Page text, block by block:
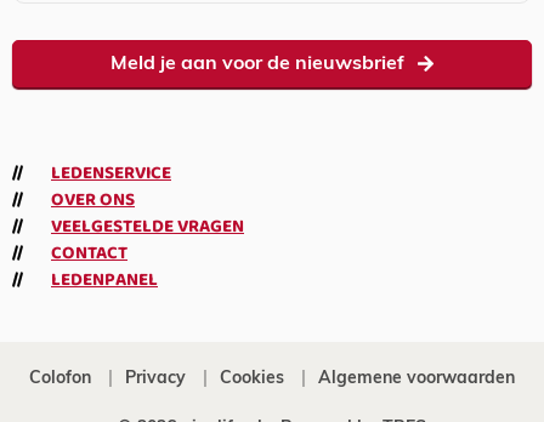
Meld je aan voor de nieuwsbrief
LEDENSERVICE
OVER ONS
VEELGESTELDE VRAGEN
CONTACT
LEDENPANEL
Colofon Privacy Cookies Algemene voorwaarden